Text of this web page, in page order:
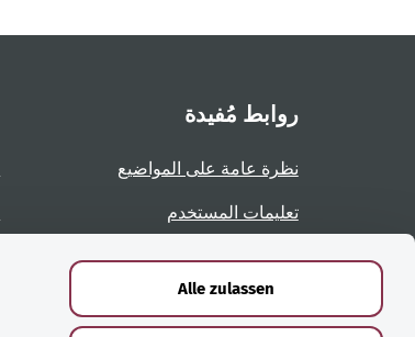
Alle zulassen
روابط مُفيدة
نظرة عامة على المواضيع
تعليمات المستخدم
نظرة عامة على الصفحات
الشهادات